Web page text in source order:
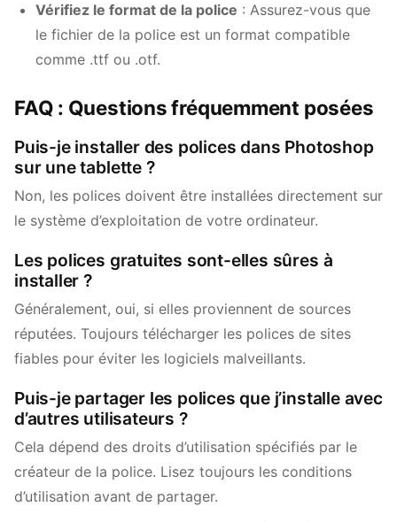
Vérifiez le format de la police : Assurez-vous que
le fichier de la police est un format compatible
comme .ttf ou .otf.
FAQ : Questions fréquemment posées
Puis-je installer des polices dans Photoshop
sur une tablette ?
Non, les polices doivent être installées directement sur
le système d’exploitation de votre ordinateur.
Les polices gratuites sont-elles sûres à
installer ?
Généralement, oui, si elles proviennent de sources
réputées. Toujours télécharger les polices de sites
fiables pour éviter les logiciels malveillants.
Puis-je partager les polices que j’installe avec
d’autres utilisateurs ?
Cela dépend des droits d’utilisation spécifiés par le
créateur de la police. Lisez toujours les conditions
d’utilisation avant de partager.